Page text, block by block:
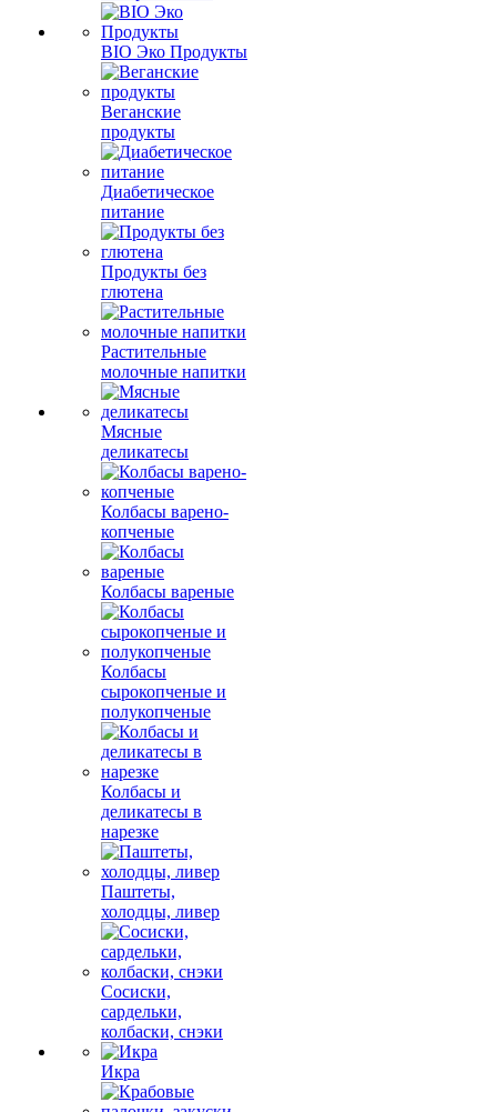
BIO Эко Продукты
Веганские
продукты
Диабетическое
питание
Продукты без
глютена
Растительные
молочные напитки
Мясные
деликатесы
Колбасы варено-
копченые
Колбасы вареные
Колбасы
сырокопченые и
полукопченые
Колбасы и
деликатесы в
нарезке
Паштеты,
холодцы, ливер
Сосиски,
сардельки,
колбаски, снэки
Икра